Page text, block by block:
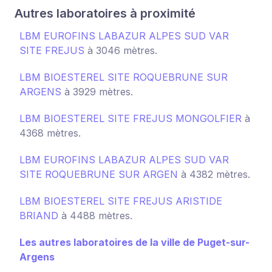
Autres laboratoires à proximité
LBM EUROFINS LABAZUR ALPES SUD VAR
SITE FREJUS à 3046 mètres.
LBM BIOESTEREL SITE ROQUEBRUNE SUR
ARGENS à 3929 mètres.
LBM BIOESTEREL SITE FREJUS MONGOLFIER à
4368 mètres.
LBM EUROFINS LABAZUR ALPES SUD VAR
SITE ROQUEBRUNE SUR ARGEN à 4382 mètres.
LBM BIOESTEREL SITE FREJUS ARISTIDE
BRIAND à 4488 mètres.
Les autres laboratoires de la ville de Puget-sur-
Argens